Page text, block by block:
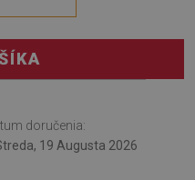
doručenia:
19 Augusta 2026